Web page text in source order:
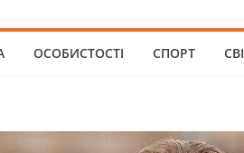
ОСОБИСТОСТІ СПОРТ